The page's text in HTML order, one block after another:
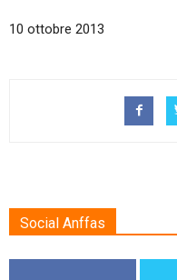
10 ottobre 2013
Social Anffas